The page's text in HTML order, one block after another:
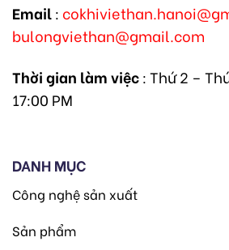
Email:
bulongviethan@gmail.com
Thời gian làm việc: Thứ 2 –
17:00 PM
DANH MỤC
Công nghệ sản xuất
Sản phẩm